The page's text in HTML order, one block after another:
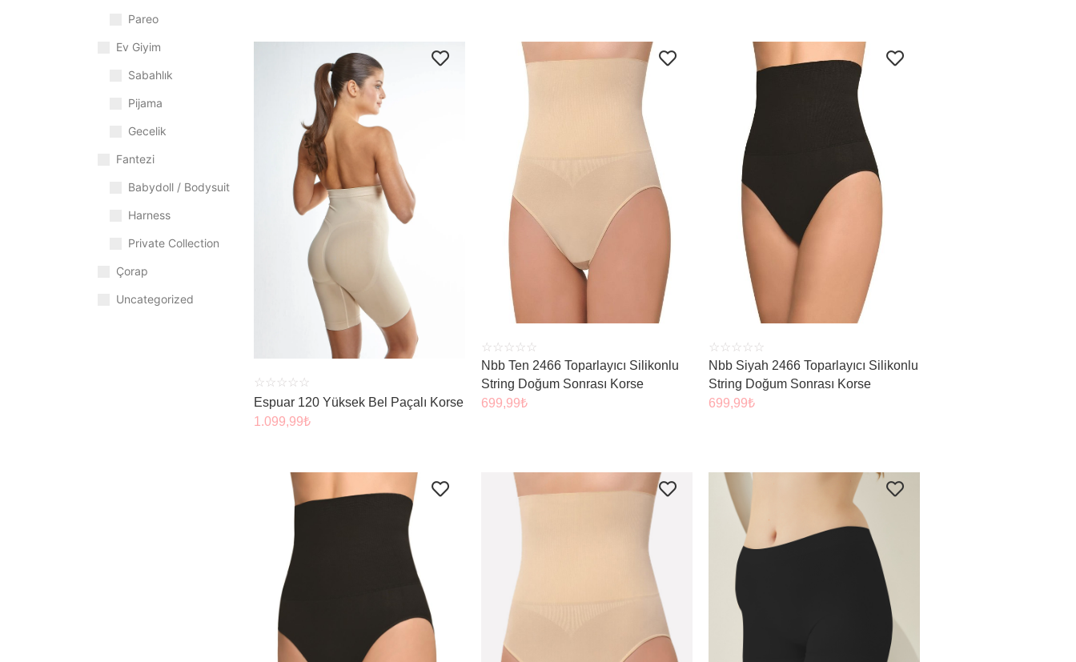
Pareo
Ev Giyim
Sabahlık
Pijama
Gecelik
Fantezi
Babydoll / Bodysuit
Harness
Private Collection
Çorap
Uncategorized
ÜRÜNÜ İNCELE
☆ ☆ ☆ ☆ ☆
Espuar 120 Yüksek Bel Paçalı Korse
1.099,99₺
ÜRÜNÜ İNCELE
☆ ☆ ☆ ☆ ☆
Nbb Ten 2466 Toparlayıcı Silikonlu
String Doğum Sonrası Korse
699,99₺
ÜRÜNÜ İNCELE
☆ ☆ ☆ ☆ ☆
Nbb Siyah 2466 Toparlayıcı Silikonlu
String Doğum Sonrası Korse
699,99₺